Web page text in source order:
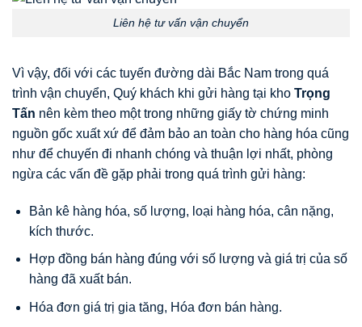
Liên hệ tư vấn vận chuyển
Vì vậy, đối với các tuyến đường dài Bắc Nam trong quá
trình vận chuyển, Quý khách khi gửi hàng tại kho Trọng
Tấn nên kèm theo một trong những giấy tờ chứng minh
nguồn gốc xuất xứ để đảm bảo an toàn cho hàng hóa cũng
như để chuyến đi nhanh chóng và thuận lợi nhất, phòng
ngừa các vấn đề gặp phải trong quá trình gửi hàng:
Bản kê hàng hóa, số lượng, loại hàng hóa, cân nặng,
kích thước.
Hợp đồng bán hàng đúng với số lượng và giá trị của số
hàng đã xuất bán.
Hóa đơn giá trị gia tăng, Hóa đơn bán hàng.